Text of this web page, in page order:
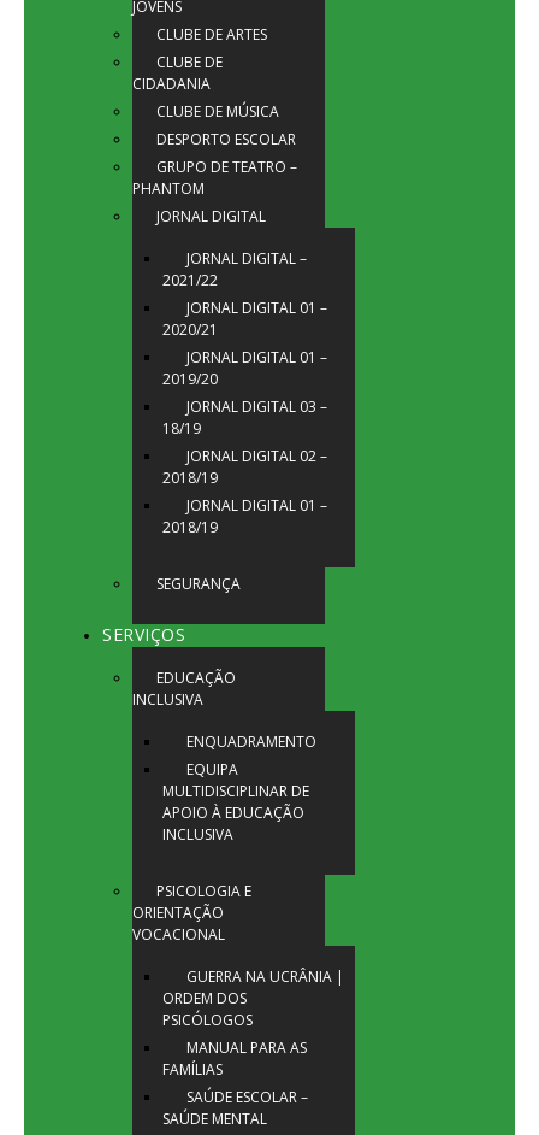
JOVENS
CLUBE DE ARTES
CLUBE DE
CIDADANIA
CLUBE DE MÚSICA
DESPORTO ESCOLAR
GRUPO DE TEATRO –
PHANTOM
JORNAL DIGITAL
JORNAL DIGITAL –
2021/22
JORNAL DIGITAL 01 –
2020/21
JORNAL DIGITAL 01 –
2019/20
JORNAL DIGITAL 03 –
18/19
JORNAL DIGITAL 02 –
2018/19
JORNAL DIGITAL 01 –
2018/19
SEGURANÇA
SERVIÇOS
EDUCAÇÃO
INCLUSIVA
ENQUADRAMENTO
EQUIPA
MULTIDISCIPLINAR DE
APOIO À EDUCAÇÃO
INCLUSIVA
PSICOLOGIA E
ORIENTAÇÃO
VOCACIONAL
GUERRA NA UCRÂNIA |
ORDEM DOS
PSICÓLOGOS
MANUAL PARA AS
FAMÍLIAS
SAÚDE ESCOLAR –
SAÚDE MENTAL